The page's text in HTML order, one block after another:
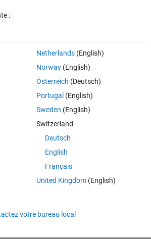
Connectez-vous pour répondre à cette
:
Netherlands(English)
Norway(English)
Österreich (Deutsch)
Portugal (English)
Sweden (English)
Switzerland
Deutsch
English
Français
United Kingdom(English)
votre bureau local